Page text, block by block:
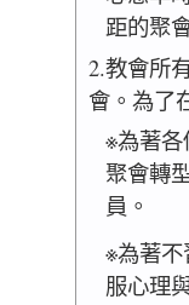
距的聚
2.教會所
會。為了
※為著
聚會轉
員。
※為著
服心理